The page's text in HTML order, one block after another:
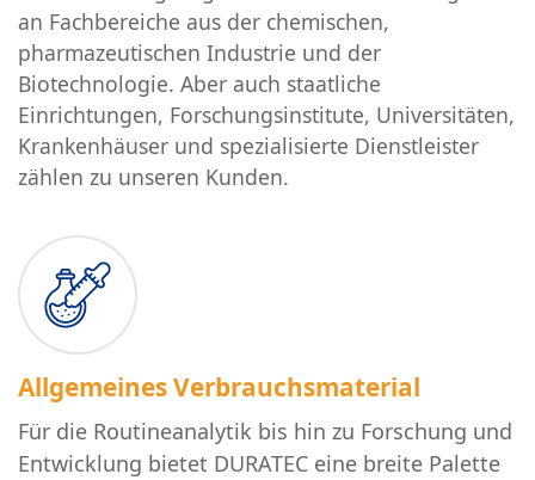
an Fachbereiche aus der chemischen,
pharmazeutischen Industrie und der
Biotechnologie. Aber auch staatliche
Einrichtungen, Forschungsinstitute, Universitäten,
Krankenhäuser und spezialisierte Dienstleister
zählen zu unseren Kunden.
Allgemeines Verbrauchsmaterial
Für die Routineanalytik bis hin zu Forschung und
Entwicklung bietet DURATEC eine breite Palette